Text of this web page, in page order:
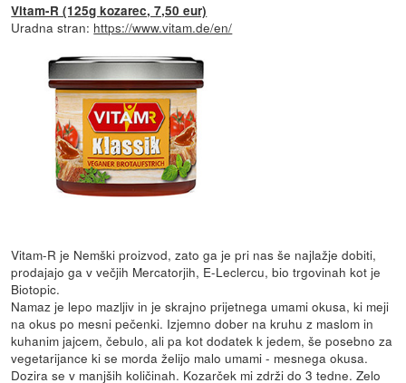
Vitam-R (125g kozarec, 7,50 eur)
Uradna stran: https://www.vitam.de/en/
Vitam-R je Nemški proizvod, zato ga je pri nas še najlažje dobiti,
prodajajo ga v večjih Mercatorjih, E-Leclercu, bio trgovinah kot je
Biotopic.
Namaz je lepo mazljiv in je skrajno prijetnega umami okusa, ki meji
na okus po mesni pečenki. Izjemno dober na kruhu z maslom in
kuhanim jajcem, čebulo, ali pa kot dodatek k jedem, še posebno za
vegetarijance ki se morda želijo malo umami - mesnega okusa.
Dozira se v manjših količinah. Kozarček mi zdrži do 3 tedne. Zelo